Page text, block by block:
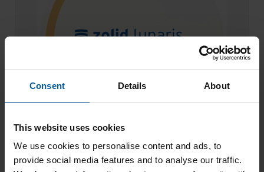
Consent Details About
This website uses cookies
We use cookies to personalise content and ads, to
provide social media features and to analyse our traffic.
Zolid Lunaris BL0 98×20